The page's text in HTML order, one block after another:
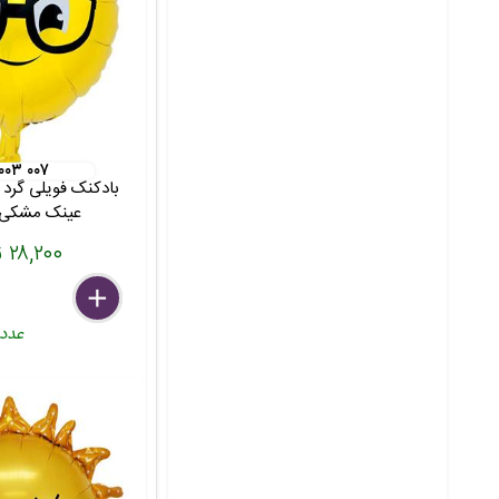
۱۱۲
بادکنک فویلی
عینک مشکی 18 اینچ
۲۸,۲۰۰ تومان
delete
remove
add
عدد